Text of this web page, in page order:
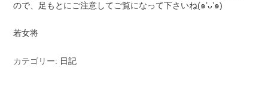
ので、足もとにご注意してご覧になって下さいね(๑’ᴗ’๑)
若女将
カテゴリー: 日記